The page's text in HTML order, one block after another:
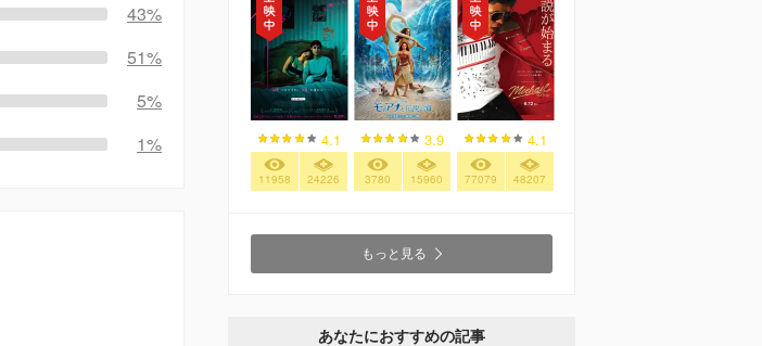
43%
51%
5%
1% 4.1
11958 24226
3.9
3780 15960
4.1
77079 48207
もっと見る
あなたにおすすめの記事